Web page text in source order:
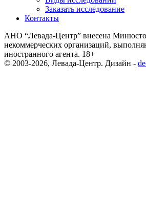
Заказать исследование
Контакты
АНО “Левада-Центр” внесена
некоммерческих организаций,
иностранного агента. 18+
© 2003-2026, Левада-Центр. Дизайн -